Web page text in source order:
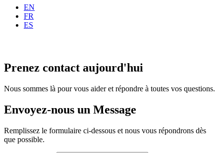
EN
FR
ES
Prenez contact aujourd'hui
Nous sommes là pour vous aider et répondre à toutes vos questions.
Envoyez-nous un Message
Remplissez le formulaire ci-dessous et nous vous répondrons dès
que possible.